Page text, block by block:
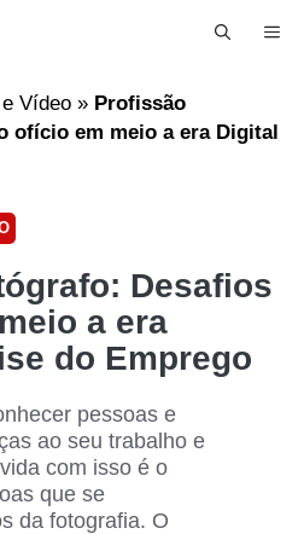
Vídeo » Profissão
ofício em meio a era Digital
Desafios
a era
do Emprego
pessoas e
ao seu trabalho e
com isso é o
que se
da fotografia. O